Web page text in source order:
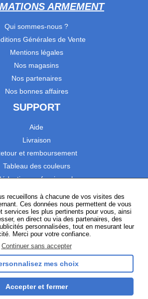
ARMEMENT
Qui sommes-nous ?
Générales de Vente
Mentions légales
Nos magasins
Nos partenaires
Nos bonnes affaires
SUPPORT
Aide
Livraison
et remboursement
Tableau des couleurs
professionnels
Satisfaction Clients
SUIVEZ-NOUS
FacebookYouTubeLinkedIn
Gestion des cookies
recueillons à chacune de vos visites des
Ces données nous permettent de vous
services les plus pertinents pour vous, ainsi
en direct ou via des partenaires, des
personnalisées, tout en mesurant leur
Merci pour votre confiance.
Continuer sans accepter
mes choix
Accepter et fermer